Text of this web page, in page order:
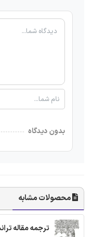
بدون دیدگاه
محصولات مشابه
ترجمه مقاله